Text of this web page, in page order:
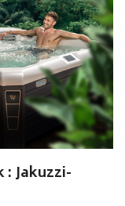
Jakuzzi-